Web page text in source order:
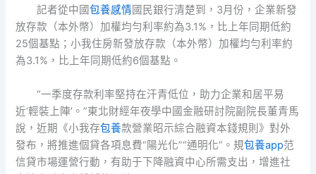
記者從中國包養感情 國民銀行清楚到，3月份，企業新發
放存款（本外幣）加權均勻利率約為3.1%，比上年同期低約
25個基點；小我住房新發放存款（本外幣）加權均勻利率約
為3.1%，比上年同期低約6個基點。
“一季度存款利率堅持在汗青低位，助力企業和居平易
近‘輕裝上陣’。”東北財經年夜學中國金融研討院副院長董青馬
說，近期《小我存包養款營業昭示綜合融資本錢規則》對外
發布，將推進個貸各項息費“陽光化”“通明化”。規包養app范
信貸市場運營行動，有助于下降融資中心所需支出，增進社